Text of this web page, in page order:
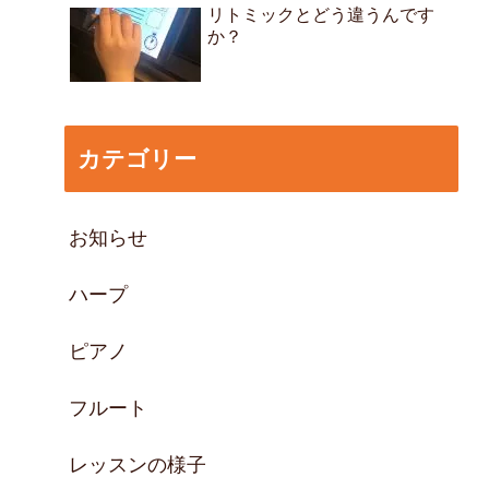
リトミックとどう違うんです
か？
カテゴリー
お知らせ
ハープ
ピアノ
フルート
レッスンの様子